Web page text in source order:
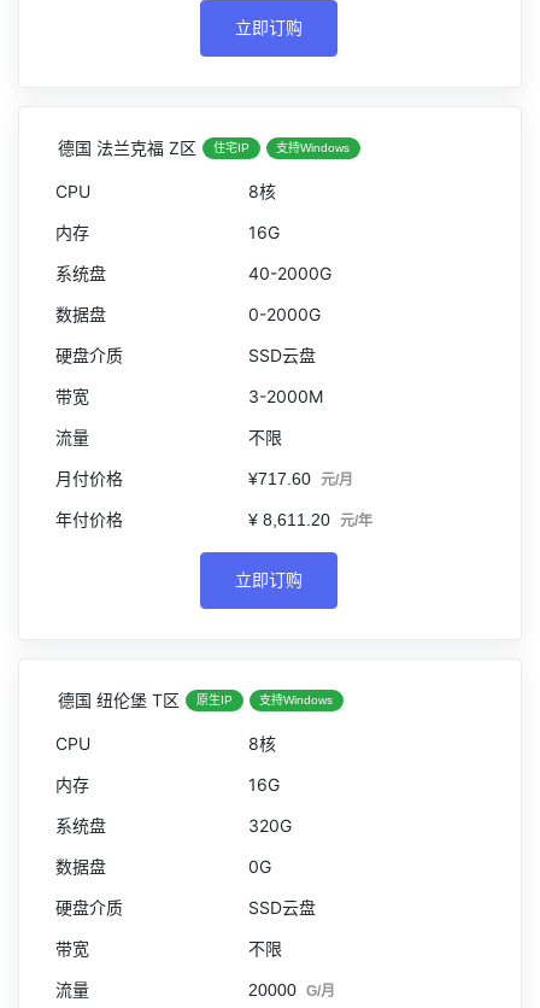
立即订购
德国 法兰克福 Z区 住宅IP 支持Windows
8核
16G
40-2000G
0-2000G
SSD云盘
3-2000M
不限
¥717.60 元/月
¥ 8,611.20 元/年
立即订购
德国 纽伦堡 T区 原生IP 支持Windows
8核
16G
320G
0G
SSD云盘
不限
20000 G/月